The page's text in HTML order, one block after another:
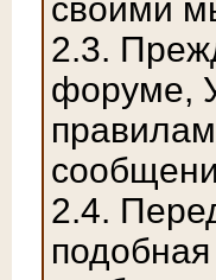
своими
2.3.
форуме,
2.4.